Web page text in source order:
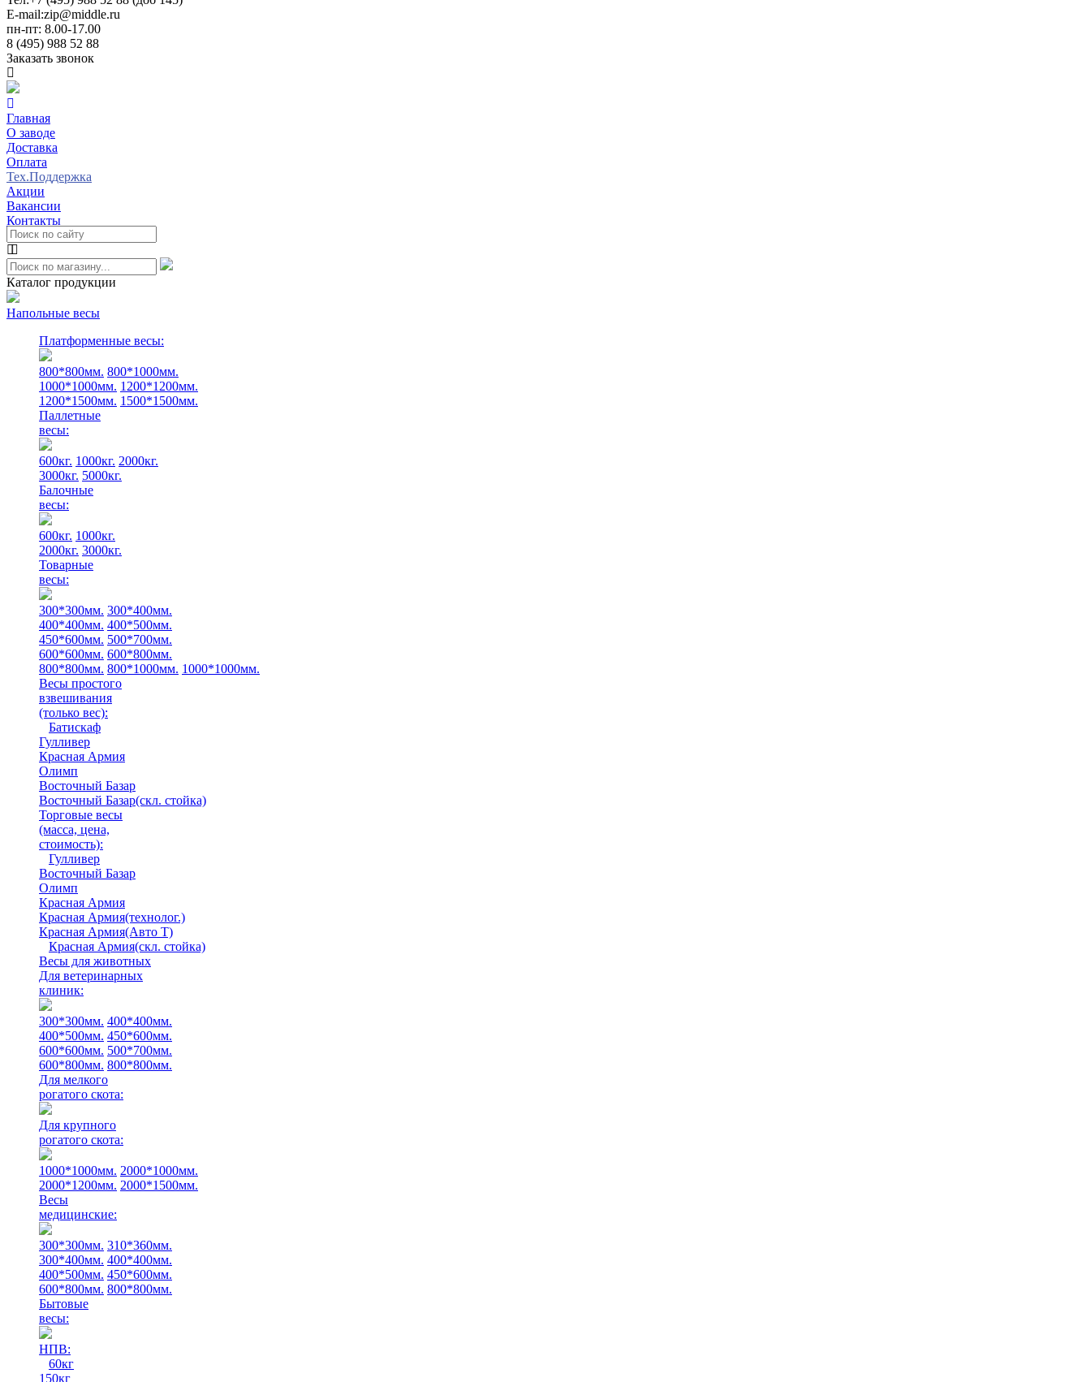
E-mail:zip@middle.ru
пн-пт: 8.00-17.00
8 (495) 988 52 88
Заказать звонок
Главная
О заводе
Доставка
Оплата
Тех.Поддержка
Акции
Вакансии
Контакты
Каталог продукции
Напольные весы
Платформенные весы:
800*800мм. 800*1000мм.
1000*1000мм. 1200*1200мм.
1200*1500мм. 1500*1500мм.
Паллетные
весы:
600кг. 1000кг. 2000кг.
3000кг. 5000кг.
Балочные
весы:
600кг. 1000кг.
2000кг. 3000кг.
Товарные
весы:
300*300мм. 300*400мм.
400*400мм. 400*500мм.
450*600мм. 500*700мм.
600*600мм. 600*800мм.
800*800мм. 800*1000мм. 1000*1000мм.
Весы простого
взвешивания
(только вес):
Батискаф
Гулливер
Красная Армия
Олимп
Восточный Базар
Восточный Базар(скл. стойка)
Торговые весы
(масса, цена,
стоимость):
Гулливер
Восточный Базар
Олимп
Красная Армия
Красная Армия(технолог.)
Красная Армия(Авто Т)
Красная Армия(скл. стойка)
Весы для животных
Для ветеринарных
клиник:
300*300мм. 400*400мм.
400*500мм. 450*600мм.
600*600мм. 500*700мм.
600*800мм. 800*800мм.
Для мелкого
рогатого скота:
Для крупного
рогатого скота:
1000*1000мм. 2000*1000мм.
2000*1200мм. 2000*1500мм.
Весы
медицинские:
300*300мм. 310*360мм.
300*400мм. 400*400мм.
400*500мм. 450*600мм.
600*800мм. 800*800мм.
Бытовые
весы:
НПВ:
60кг
150кг